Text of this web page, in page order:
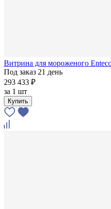
Витрина для мороженого
Под заказ 21 день
293 433 ₽
за 1 шт
Купить